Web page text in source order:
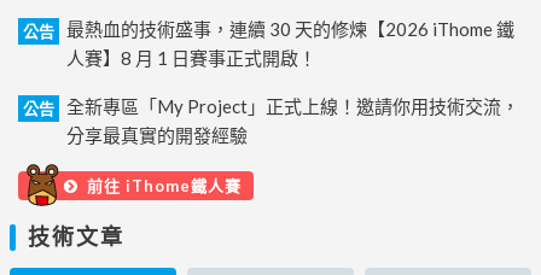
公告
最熱血的技術盛事，連續 30 天的修煉【2026 iThome 鐵
人賽】8 月 1 日賽事正式開啟！
公告
全新專區「My Project」正式上線！邀請你用技術交流，
分享最真實的開發經驗
前往 iThome鐵人賽
技術文章